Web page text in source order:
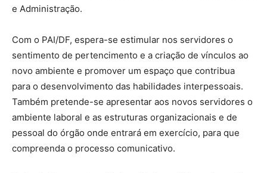
e Administração.
Com o PAI/DF, espera-se estimular nos servidores o
sentimento de pertencimento e a criação de vínculos ao
novo ambiente e promover um espaço que contribua
para o desenvolvimento das habilidades interpessoais.
Também pretende-se apresentar aos novos servidores o
ambiente laboral e as estruturas organizacionais e de
pessoal do órgão onde entrará em exercício, para que
compreenda o processo comunicativo.